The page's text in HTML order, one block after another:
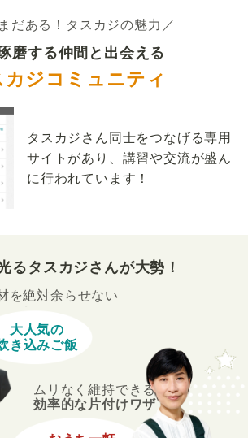
だある！タスカジの魅力／
磨する仲間と出会える
カジコミュニティ
タスカジさん同士をつなげる専用
サイトがあり、講習や交流が盛ん
に行われています！
るタスカジさんが大勢！
を絶対余らせない
大人気の
き込みご飯
ムリなく維持できる
効率的な片付けワザ